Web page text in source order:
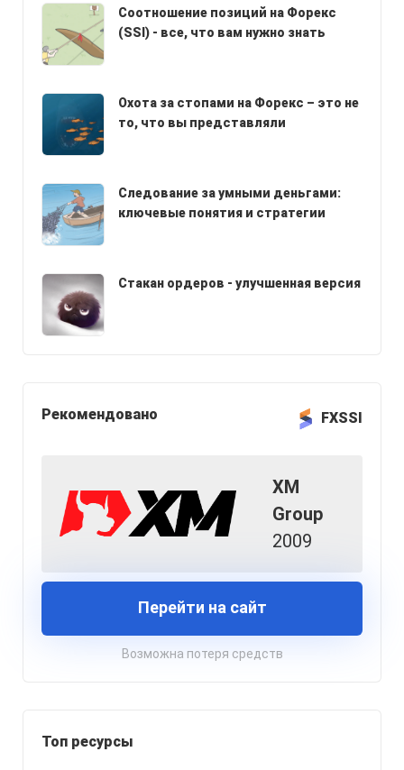
Соотношение позиций на Форекс
(SSI) - все, что вам нужно знать
Охота за стопами на Форекс – это не
то, что вы представляли
Следование за умными деньгами:
ключевые понятия и стратегии
Стакан ордеров - улучшенная версия
Рекомендовано FXSSI
XM
Group
2009
Перейти на сайт
Возможна потеря средств
Топ ресурсы